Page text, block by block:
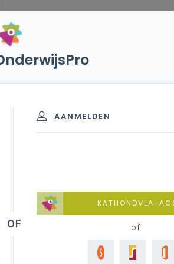
7de leerjaar
het leerplan
AANMELDEN
KATHONDVLA-
of